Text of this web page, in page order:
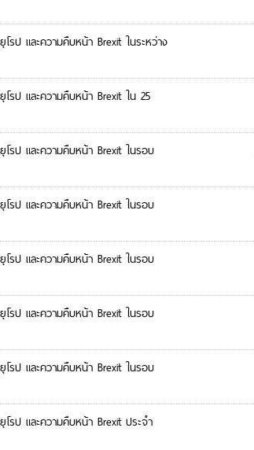
รป และความคืบหน้า Brexit ในระหว่าง
โรป และความคืบหน้า Brexit ใน 25
โรป และความคืบหน้า Brexit ในรอบ
โรป และความคืบหน้า Brexit ในรอบ
โรป และความคืบหน้า Brexit ในรอบ
โรป และความคืบหน้า Brexit ในรอบ
โรป และความคืบหน้า Brexit ในรอบ
รป และความคืบหน้า Brexit ประจำ